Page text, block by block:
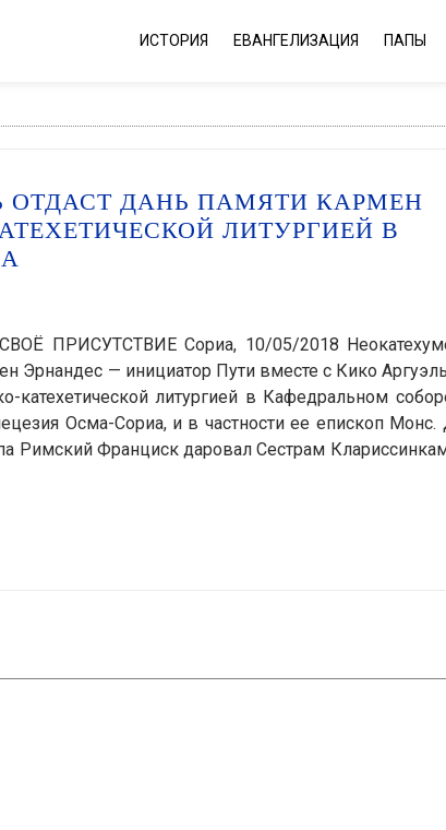
ИСТОРИЯ ЕВАНГЕЛИЗАЦИЯ ПАПЫ
ДАНЬ ПАМЯТИ КАРМЕН
ЛИТУРГИЕЙ В
ПРИСУТСТВИЕ Сориа, 10/05/2018
Эрнандес — инициатор Пути вместе с Кико
литургией в Кафедральном
Осма-Сориа, и в частности ее епископ Монс.
Римский Франциск даровал Сестрам